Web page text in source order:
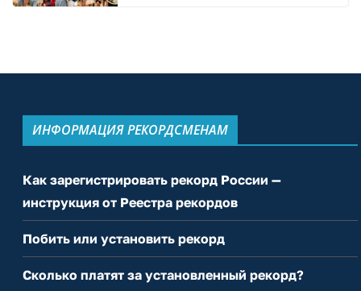
ИНФОРМАЦИЯ РЕКОРДСМЕНАМ
Как зарегистрировать рекорд России —
инструкция от Реестра рекордов
Побить или установить рекорд
Сколько платят за установленный рекорд?